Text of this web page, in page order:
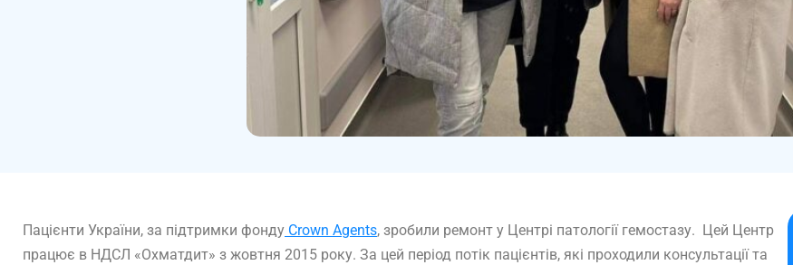
Пацієнти України, за підтримки фонду Crown Agents, зробили ремонт у Центрі патології гемостазу.
Цей Центр
працює в НДСЛ «Охматдит» з жовтня 2015 року. За цей період потік пацієнтів, які проходили консультації та